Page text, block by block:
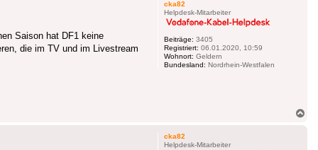
cka82
Helpdesk-Mitarbeiter
Beiträge: 3405
Registriert: 06.01.2020, 10:59
Wohnort: Geldern
Bundesland: Nordrhein-Westfalen
Saison hat DF1 keine
die im TV und im Livestream
cka82
Helpdesk-Mitarbeiter